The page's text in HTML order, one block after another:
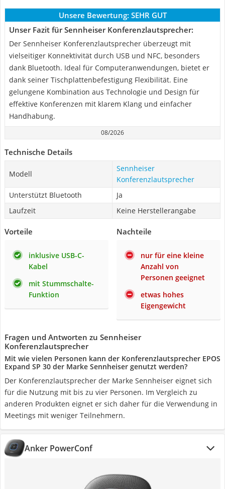
Unsere Bewertung: SEHR GUT
Unser Fazit für Sennheiser Konferenzlautsprecher:
Der Sennheiser Konferenzlautsprecher überzeugt mit
vielseitiger Konnektivität durch USB und NFC, besonders
dank Bluetooth. Ideal für Computeranwendungen, bietet er
dank seiner Tischplattenbefestigung Flexibilität. Eine
gelungene Kombination aus Technologie und Design für
effektive Konferenzen mit klarem Klang und einfacher
Handhabung.
08/2026
Technische Details
Modell
Sennheiser
Konferenzlautsprecher
Unterstützt Bluetooth
Ja
Laufzeit
Keine Herstellerangabe
Vorteile
inklusive USB-C-
Kabel
mit Stummschalte-
Funktion
Nachteile
nur für eine kleine
Anzahl von
Personen geeignet
etwas hohes
Eigengewicht
Fragen und Antworten zu Sennheiser
Konferenzlautsprecher
Mit wie vielen Personen kann der Konferenzlautsprecher EPOS
Expand SP 30 der Marke Sennheiser genutzt werden?
Der Konferenzlautsprecher der Marke Sennheiser eignet sich
für die Nutzung mit bis zu vier Personen. Im Vergleich zu
anderen Produkten eignet er sich daher für die Verwendung in
Meetings mit weniger Teilnehmern.
Anker PowerConf